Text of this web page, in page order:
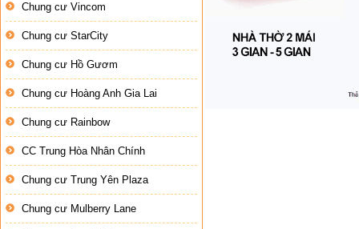
Chung cư Vincom
Chung cư StarCity
Chung cư Hồ Gươm
Chung cư Hoàng Anh Gia Lai
Chung cư Rainbow
CC Trung Hòa Nhân Chính
Chung cư Trung Yên Plaza
Chung cư Mulberry Lane